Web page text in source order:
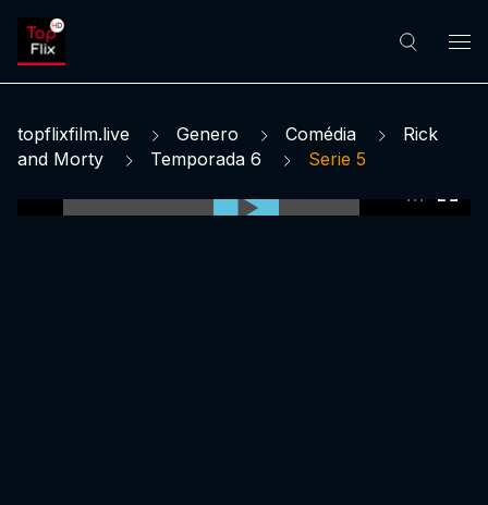
topflixfilm.live Genero Comédia
Rick
and Morty
Temporada 6 Serie 5